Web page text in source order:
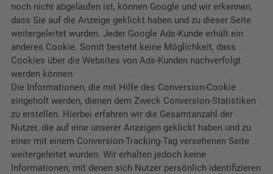
noch nicht abgelaufen ist, können Google und wir erkennen,
dass Sie auf die Anzeige geklickt haben und zu dieser Seite
weitergeleitet wurden. Jeder Google Ads-Kunde erhält ein
anderes Cookie. Somit besteht keine Möglichkeit, dass
Cookies über die Websites von Ads-Kunden nachverfolgt
werden können.
Die Informationen, die mit Hilfe des Conversion-Cookie
eingeholt werden, dienen dem Zweck Conversion-Statistiken
zu erstellen. Hierbei erfahren wir die Gesamtanzahl der
Nutzer, die auf eine unserer Anzeigen geklickt haben und zu
einer mit einem Conversion-Tracking-Tag versehenen Seite
weitergeleitet wurden. Wir erhalten jedoch keine
Informationen, mit denen sich Nutzer persönlich identifizieren